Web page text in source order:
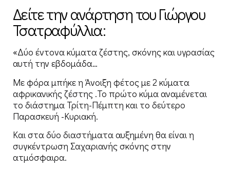
Δείτε την ανάρτηση του Γιώργου
Τσατραφύλλια:
«Δύο έντονα κύματα ζέστης, σκόνης και υγρασίας
αυτή την εβδομάδα…
Με φόρα μπήκε η Άνοιξη φέτος με 2 κύματα
αφρικανικής ζέστης .Το πρώτο κύμα αναμένεται
το διάστημα Τρίτη-Πέμπτη και το δεύτερο
Παρασκευή -Κυριακή.
Και στα δύο διαστήματα αυξημένη θα είναι η
συγκέντρωση Σαχαριανής σκόνης στην
ατμόσφαιρα.